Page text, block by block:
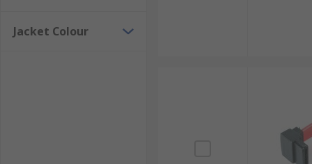
Jacket Colour